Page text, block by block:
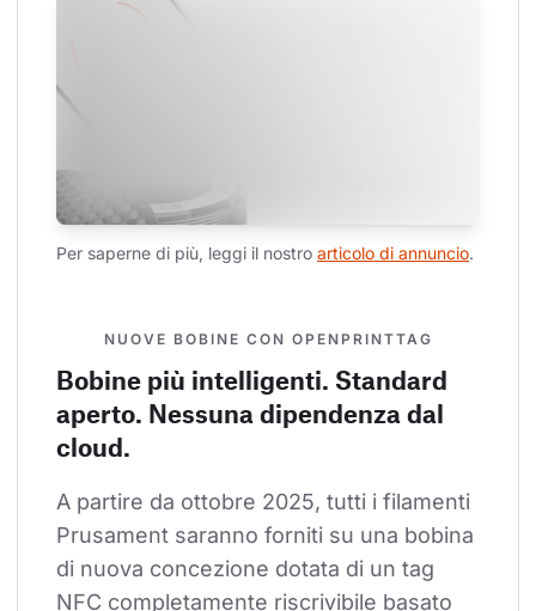
Per saperne di più, leggi il nostro articolo di annuncio.
NUOVE BOBINE CON OPENPRINTTAG
Bobine più intelligenti. Standard
aperto. Nessuna dipendenza dal
cloud.
A partire da ottobre 2025, tutti i filamenti
Prusament saranno forniti su una bobina
di nuova concezione dotata di un tag
NFC completamente riscrivibile basato